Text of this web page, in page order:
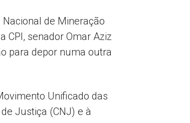
de Mineração
CPI, senador Omar Aziz
para depor numa outra
Unificado das
Justiça (CNJ) e à